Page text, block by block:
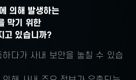
다가 사내 보안을 놓칠 수 있습
의해 발생하는
막기 위한
고 있습니까?